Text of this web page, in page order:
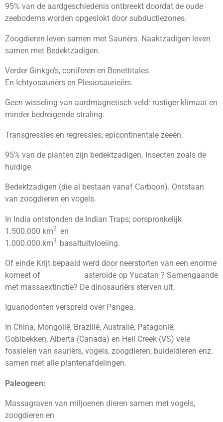
95% van de aardgeschiedenis ontbreekt doordat de oude
zeebodems worden opgeslokt door subductiezones.
Zoogdieren leven samen met Sauriërs. Naaktzadigen leven
samen met Bedektzadigen.
Verder Ginkgo’s, coniferen en Benettitales.
En Ichtyosauriërs en Plesiosaurieërs.
Geen wisseling van aardmagnetisch veld: rustiger klimaat en
minder bedreigende straling.
Transgressies en regressies; epicontinentale zeeën.
95% van de planten zijn bedektzadigen. Insecten zoals de
huidige.
Bedektzadigen (die al bestaan vanaf Carboon). Ontstaan
van zoogdieren en vogels.
In India ontstonden de Indian Traps; oorspronkelijk
1.500.000 km2 en
1.000.000.km3 basaltuitvloeiing.
Of einde Krijt bepaald werd door neerstorten van een enorme
komeet of asteroïde op Yucatan ? Samengaande
met massaextinctie? De dinosauriërs sterven uit.
Iguanodonten verspreid over Pangea.
In China, Mongolië, Brazilië, Australië, Patagonië,
Gobibekken, Alberta (Canada) en Hell Creek (VS) vele
fossielen van sauriërs, vogels, zoogdieren, buideldieren enz.
samen met alle plantenafdelingen.
Paleogeen:
Massagraven van miljoenen dieren samen met vogels,
zoogdieren en